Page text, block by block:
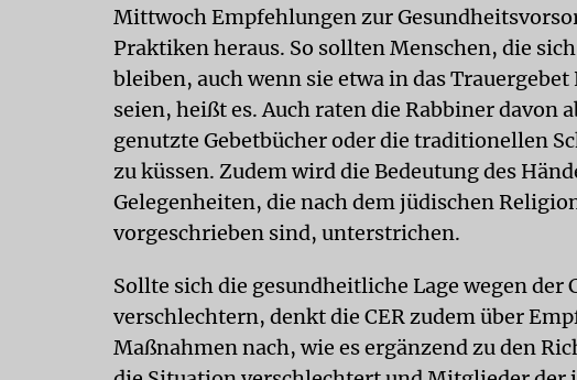
Mittwoch Empfehlungen zur
Praktiken heraus. So sollten Menschen, die
bleiben, auch wenn sie etwa in das
seien, heißt es. Auch raten die Rabbiner davon
genutzte Gebetbücher oder die traditionellen
zu küssen. Zudem wird die Bedeutung des
Gelegenheiten, die nach dem jüdischen
vorgeschrieben sind, unterstrichen.
Sollte sich die gesundheitliche Lage wegen
verschlechtern, denkt die CER zudem über
Maßnahmen nach, wie es ergänzend zu den